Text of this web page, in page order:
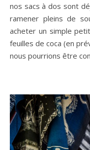
nos sacs à dos sont
ramener pleins de
acheter un simple
feuilles de coca (en
nous pourrions être